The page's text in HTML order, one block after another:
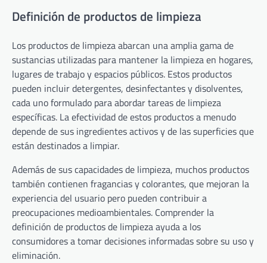
Definición de productos de limpieza
Los productos de limpieza abarcan una amplia gama de
sustancias utilizadas para mantener la limpieza en hogares,
lugares de trabajo y espacios públicos. Estos productos
pueden incluir detergentes, desinfectantes y disolventes,
cada uno formulado para abordar tareas de limpieza
específicas. La efectividad de estos productos a menudo
depende de sus ingredientes activos y de las superficies que
están destinados a limpiar.
Además de sus capacidades de limpieza, muchos productos
también contienen fragancias y colorantes, que mejoran la
experiencia del usuario pero pueden contribuir a
preocupaciones medioambientales. Comprender la
definición de productos de limpieza ayuda a los
consumidores a tomar decisiones informadas sobre su uso y
eliminación.